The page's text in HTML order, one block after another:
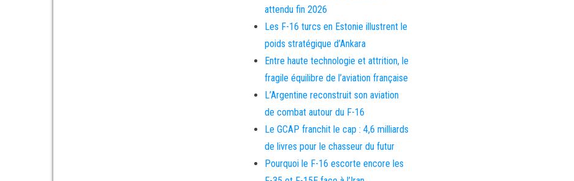
attendu fin 2026
Les F-16 turcs en Estonie illustrent le
poids stratégique d’Ankara
Entre haute technologie et attrition, le
fragile équilibre de l’aviation française
L’Argentine reconstruit son aviation
de combat autour du F-16
Le GCAP franchit le cap : 4,6 milliards
de livres pour le chasseur du futur
Pourquoi le F-16 escorte encore les